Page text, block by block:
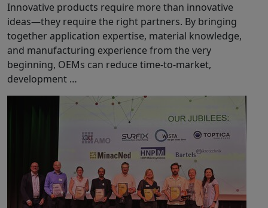
Innovative products require more than innovative
ideas—they require the right partners. By bringing
together application expertise, material knowledge,
and manufacturing experience from the very
beginning, OEMs can reduce time-to-market,
development …